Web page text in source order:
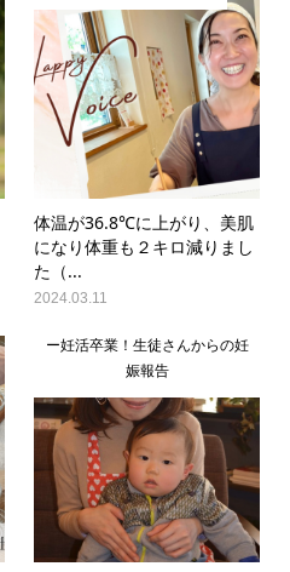
体温が36.8℃に上がり、美肌
になり体重も２キロ減りまし
た（...
2024.03.11
ー妊活卒業！生徒さんからの妊
娠報告